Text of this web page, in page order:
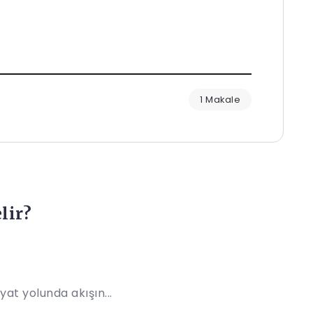
1 Makale
yolunda akışın...